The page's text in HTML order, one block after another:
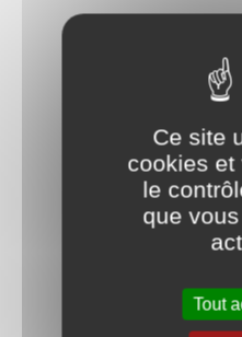
Ce site
cookies et
le
que
Tout